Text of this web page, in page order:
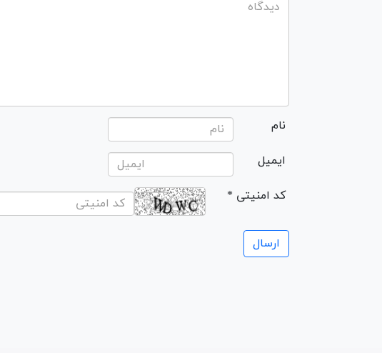
نام
ایمیل
* کد امنیتی